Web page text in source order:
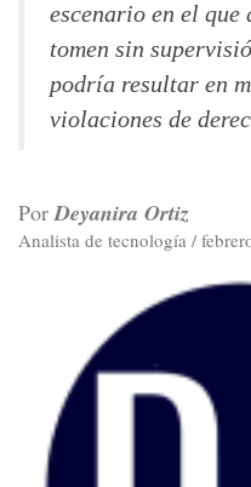
escenario en el
tomen sin
podría resultar en
violaciones de
Por Deyanira Ortiz
Analista de tecnología /